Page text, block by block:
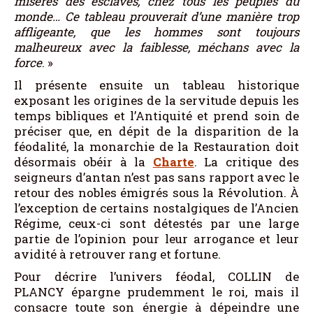
monde… Ce tableau prouverait d’une manière trop
affligeante, que les hommes sont toujours
malheureux avec la faiblesse, méchans avec la
force. »
Il présente ensuite un tableau historique
exposant les origines de la servitude depuis les
temps bibliques et l’Antiquité et prend soin de
préciser que, en dépit de la disparition de la
féodalité, la monarchie de la Restauration doit
désormais obéir à la Charte. La critique des
seigneurs d’antan n’est pas sans rapport avec le
retour des nobles émigrés sous la Révolution. À
l’exception de certains nostalgiques de l’Ancien
Régime, ceux-ci sont détestés par une large
partie de l’opinion pour leur arrogance et leur
avidité à retrouver rang et fortune.
Pour décrire l’univers féodal, COLLIN de
PLANCY épargne prudemment le roi, mais il
consacre toute son énergie à dépeindre une